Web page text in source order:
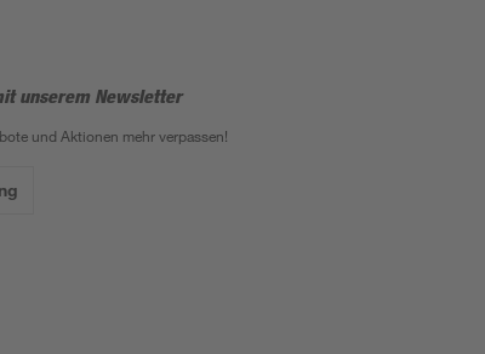
unserem Newsletter
und Aktionen mehr verpassen!